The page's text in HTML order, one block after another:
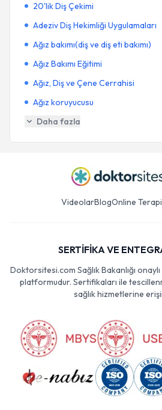
20'lik Diş Çekimi
Adeziv Diş Hekimliği Uygulamaları
Ağız bakımı(diş ve diş eti bakımı)
Ağız Bakımı Eğitimi
Ağız, Diş ve Çene Cerrahisi
Ağız koruyucusu
Daha fazla
VideolarBlogOnline Terapi
SERTİFİKA VE
Doktorsitesi.com Sağlık Bakanlığı
platformudur. Sertifikaları ile
sağlık hizmetlerine